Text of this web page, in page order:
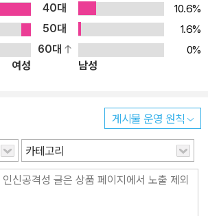
40대
10.6%
50대
1.6%
60대
0%
여성
남성
게시물 운영 원칙
카테고리